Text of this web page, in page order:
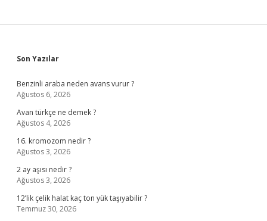
Sidebar
Son Yazılar
Benzinli araba neden avans vurur ?
Ağustos 6, 2026
Avan türkçe ne demek ?
Ağustos 4, 2026
16. kromozom nedir ?
Ağustos 3, 2026
2 ay aşısı nedir ?
Ağustos 3, 2026
12’lik çelik halat kaç ton yük taşıyabilir ?
Temmuz 30, 2026